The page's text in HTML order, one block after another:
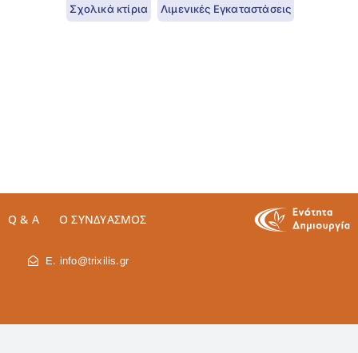
Σχολικά κτίρια Λιμενικές Εγκαταστάσεις
Q & A Ο ΣΥΝΔΥΑΣΜΌΣ
E. info@trixilis.gr